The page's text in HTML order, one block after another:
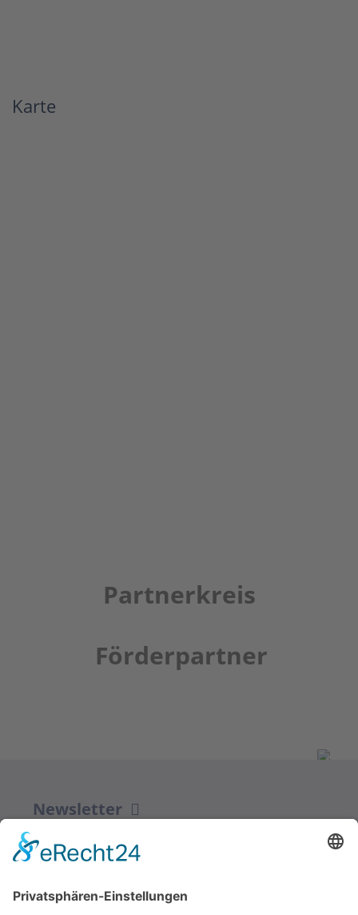
Karte
Partnerkreis
Förderpartner
Newsletter
ZUR ANMELDUNG